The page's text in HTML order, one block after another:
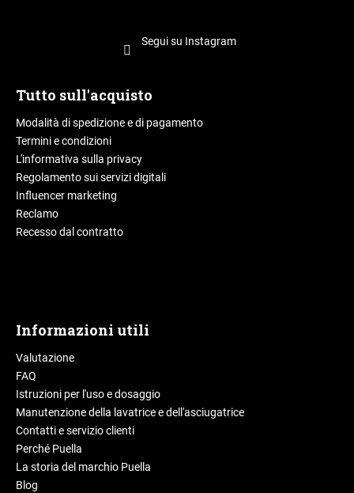
Segui su Instagram
Tutto sull'acquisto
Modalità di spedizione e di pagamento
Termini e condizioni
L'informativa sulla privacy
Regolamento sui servizi digitali
Influencer marketing
Reclamo
Recesso dal contratto
Informazioni utili
Valutazione
FAQ
Istruzioni per l'uso e dosaggio
Manutenzione della lavatrice e dell'asciugatrice
Contatti e servizio clienti
Perché Puella
La storia del marchio Puella
Blog